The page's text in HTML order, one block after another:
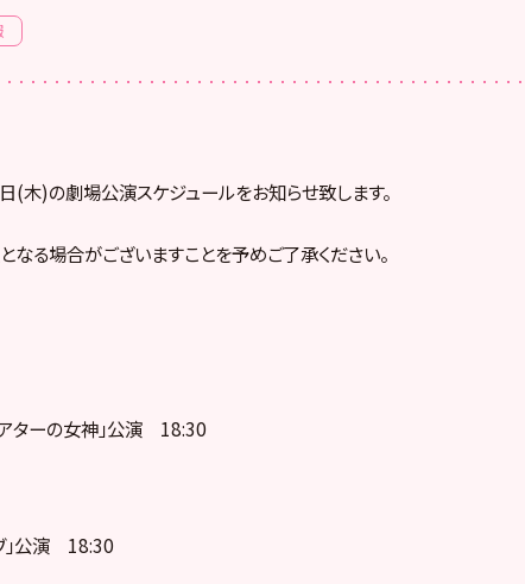
)の劇場公演スケジュールをお知らせ致します。
なる場合がございますことを予めご了承ください。
ターの女神」公演 18:30
」公演 18:30